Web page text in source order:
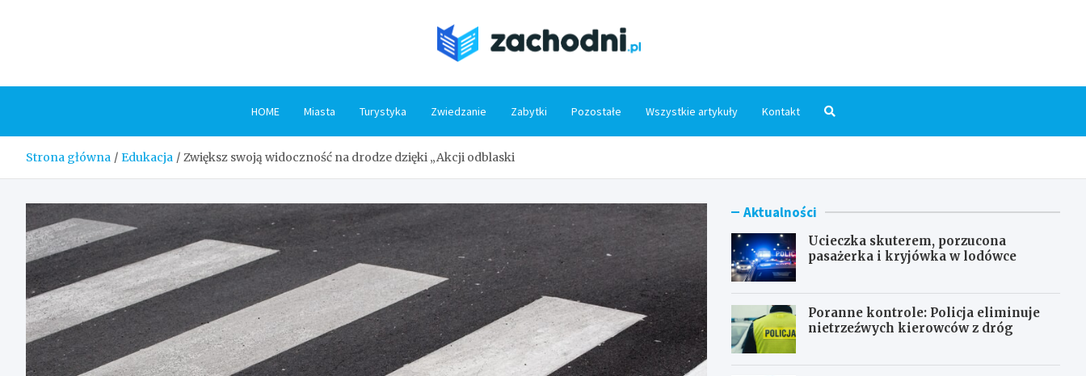
HOME Miasta Turystyka Zwiedzanie Zabytki Pozostałe Wszystkie artykuły Kontakt
Strona główna Edukacja Zwiększ swoją widoczność na drodze dzięki „Akcji odblaski
Aktualności
Ucieczka skuterem, porzucona
pasażerka i kryjówka w lodówce
Poranne kontrole: Policja eliminuje
nietrzeźwych kierowców z dróg